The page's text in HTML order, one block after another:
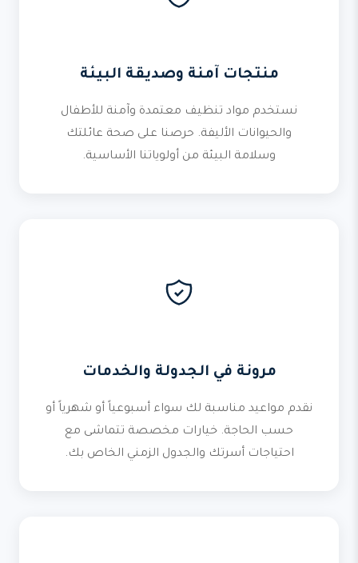
منتجات آمنة وصديقة البيئة
نستخدم مواد تنظيف معتمدة وآمنة للأطفال
والحيوانات الأليفة. حرصنا على صحة عائلتك
وسلامة البيئة من أولوياتنا الأساسية.
مرونة في الجدولة والخدمات
نقدم مواعيد مناسبة لك سواء أسبوعياً أو شهرياً أو
حسب الحاجة. خيارات مخصصة تتماشى مع
احتياجات أسرتك والجدول الزمني الخاص بك.